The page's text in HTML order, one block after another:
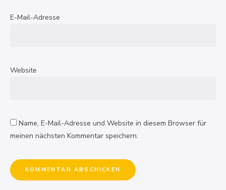
E-Mail-Adresse
Website
Name, E-Mail-Adresse und Website in diesem Browser für
meinen nächsten Kommentar speichern.